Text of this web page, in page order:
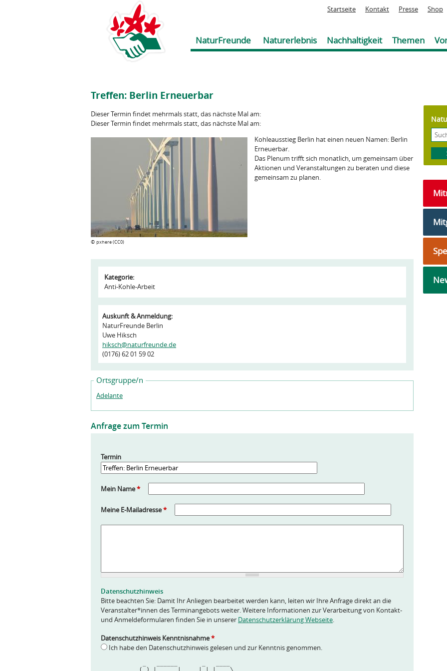
Jump to navigation
Startseite Kontakt Presse Shop
NaturFreunde Naturerlebnis Nachhaltigkeit Themen
Treffen: Berlin Erneuerbar
Dieser Termin findet mehrmals statt, das nächste Mal am:
Dieser Termin findet mehrmals statt, das nächste Mal am:
© pxhere (CC0)
Kohleausstieg Berlin hat einen neuen Namen: Berlin
Erneuerbar.
Das Plenum trifft sich monatlich, um gemeinsam über
Aktionen und Veranstaltungen zu beraten und diese
gemeinsam zu planen.
Kategorie:
Anti-Kohle-Arbeit
Auskunft & Anmeldung:
NaturFreunde Berlin
Uwe Hiksch
hiksch@naturfreunde.de
(0176) 62 01 59 02
Ortsgruppe/n
Adelante
Anfrage zum Termin
Termin
Mein Name*
Meine E-Mailadresse*
*
Datenschutzhinweis
Bitte beachten Sie: Damit Ihr Anliegen bearbeitet werden kann, leiten wir Ihre Anfrage direkt an die
Veranstalter*innen des Terminangebots weiter. Weitere Informationen zur Verarbeitung von Kontakt-
und Anmeldeformularen finden Sie in unserer Datenschutzerklärung Webseite.
Datenschutzhinweis Kenntnisnahme*
Ich habe den Datenschutzhinweis gelesen und zur Kenntnis genommen.
           (_) |  ____|     | | |___ \